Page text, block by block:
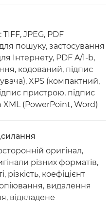
JPEG, PDF
пошуку, застосування
Інтернету, PDF A/1-b,
кодований, підпис
XPS (компактний,
пристрою, підпис
XML (PowerPoint, Word)
оригінал,
різних форматів,
коефіцієнт
видалення
відкладене